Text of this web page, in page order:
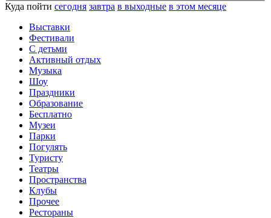
Куда пойти сегодня завтра в выходные в этом месяце
Выставки
Фестивали
С детьми
Активный отдых
Музыка
Шоу
Праздники
Образование
Бесплатно
Музеи
Парки
Погулять
Туристу
Театры
Пространства
Клубы
Прочее
Рестораны